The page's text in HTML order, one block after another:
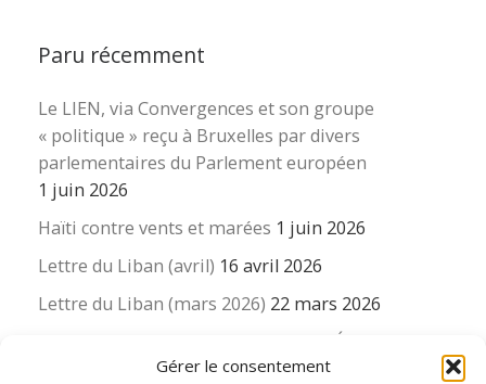
Gérer le consentement
Paru récemment
Le LIEN, via Convergences et son groupe
« politique » reçu à Bruxelles par divers
parlementaires du Parlement européen
1 juin 2026
Haïti contre vents et marées 1 juin 2026
Lettre du Liban (avril) 16 avril 2026
Lettre du Liban (mars 2026) 22 mars 2026
La revue « Educateur » décapitée ? L’Éducation
nouvelle et ses liens avec la revue du Syndicat